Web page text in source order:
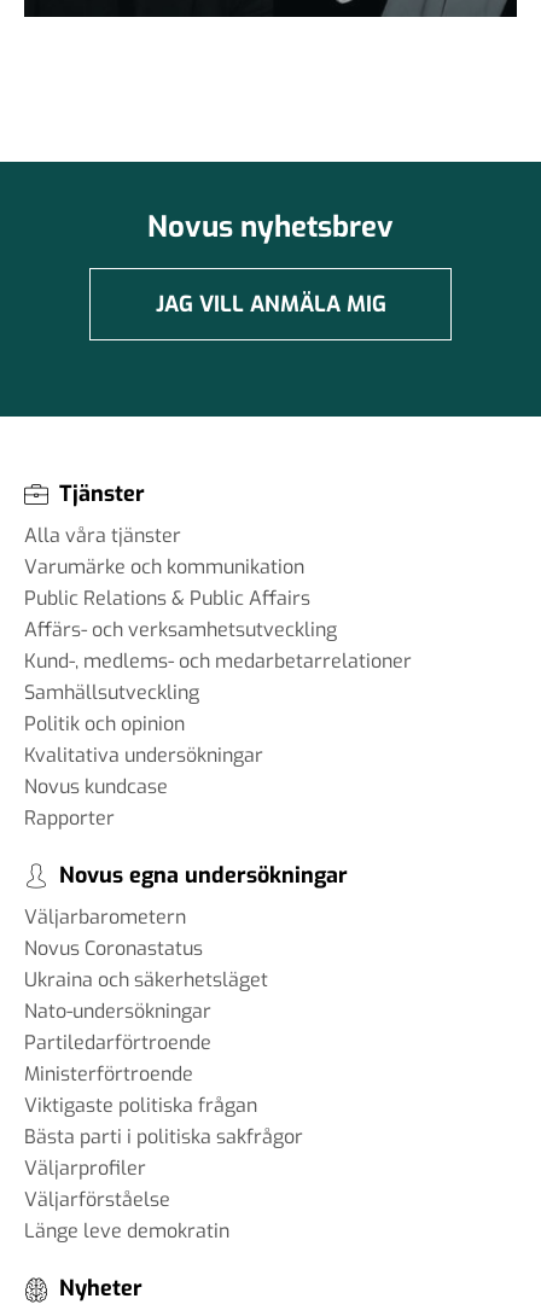
Novus nyhetsbrev
JAG VILL ANMÄLA MIG
Tjänster
Alla våra tjänster
Varumärke och kommunikation
Public Relations & Public Affairs
Affärs- och verksamhetsutveckling
Kund-, medlems- och medarbetarrelationer
Samhällsutveckling
Politik och opinion
Kvalitativa undersökningar
Novus kundcase
Rapporter
Novus egna undersökningar
Väljarbarometern
Novus Coronastatus
Ukraina och säkerhetsläget
Nato-undersökningar
Partiledarförtroende
Ministerförtroende
Viktigaste politiska frågan
Bästa parti i politiska sakfrågor
Väljarprofiler
Väljarförståelse
Länge leve demokratin
Nyheter